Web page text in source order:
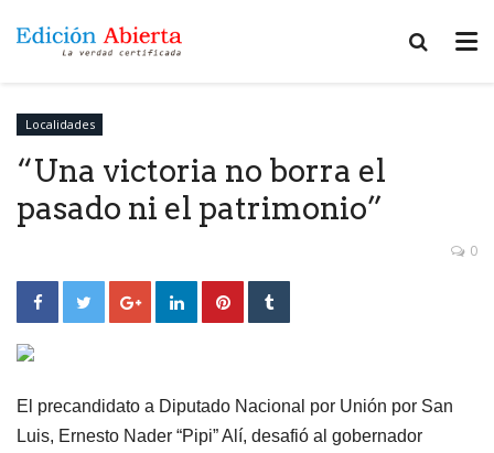
Localidades
“Una victoria no borra el
pasado ni el patrimonio”
0
El precandidato a Diputado Nacional por Unión por San
Luis, Ernesto Nader “Pipi” Alí, desafió al gobernador